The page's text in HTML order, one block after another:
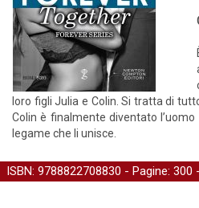
loro figli Julia e Colin. Si tratta di
Colin è finalmente diventato
legame che li unisce.
ISBN: 9788822708830 - Pagine: 300 -